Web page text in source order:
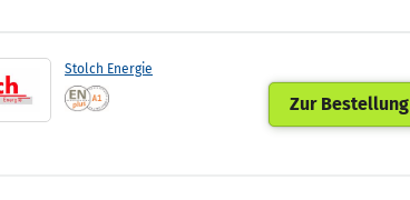
Stolch Energie
Zur Bestellung